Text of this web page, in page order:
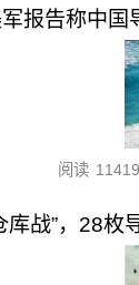
报告称中国
阅读 11419
库战”，28枚